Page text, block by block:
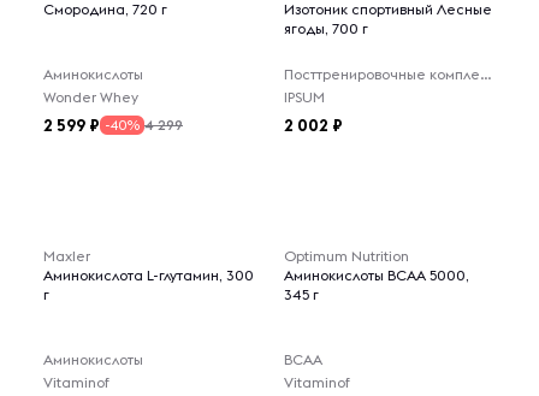
Смородина, 720 г
Аминокислоты
Wonder Whey
2 599 -40% 4 299
Изотоник спортивный Лесные
ягоды, 700 г
Посттренировочные комплексы
IPSUM
2 002
Maxler
Аминокислота L-глутамин, 300
г
Аминокислоты
Vitaminof
Optimum Nutrition
Аминокислоты BCAA 5000,
345 г
BCAA
Vitaminof